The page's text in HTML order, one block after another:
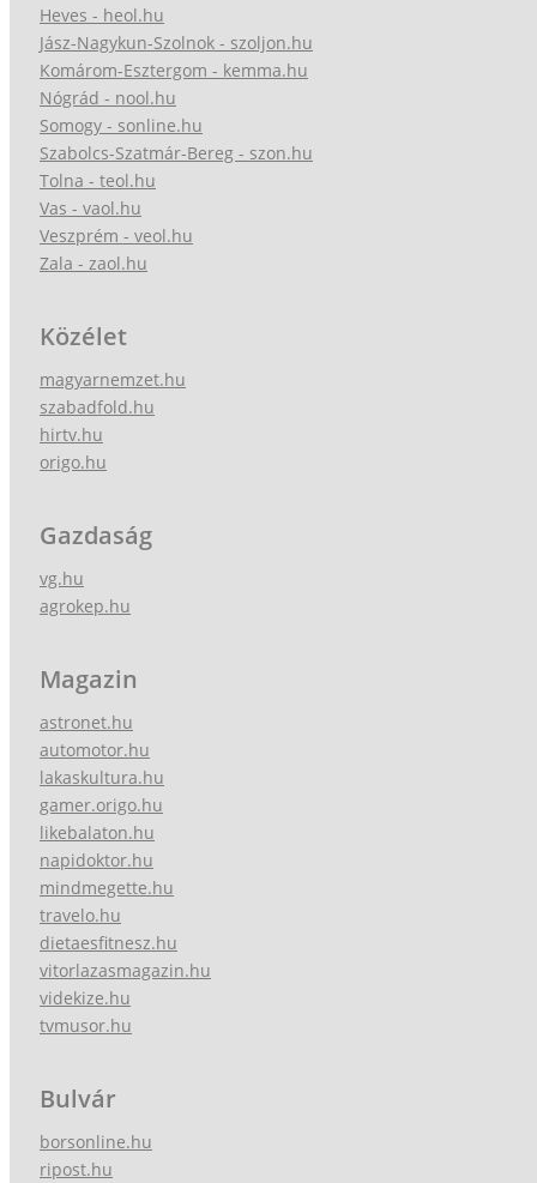
Heves - heol.hu
Jász-Nagykun-Szolnok - szoljon.hu
Komárom-Esztergom - kemma.hu
Nógrád - nool.hu
Somogy - sonline.hu
Szabolcs-Szatmár-Bereg - szon.hu
Tolna - teol.hu
Vas - vaol.hu
Veszprém - veol.hu
Zala - zaol.hu
Közélet
magyarnemzet.hu
szabadfold.hu
hirtv.hu
origo.hu
Gazdaság
vg.hu
agrokep.hu
Magazin
astronet.hu
automotor.hu
lakaskultura.hu
gamer.origo.hu
likebalaton.hu
napidoktor.hu
mindmegette.hu
travelo.hu
dietaesfitnesz.hu
vitorlazasmagazin.hu
videkize.hu
tvmusor.hu
Bulvár
borsonline.hu
ripost.hu